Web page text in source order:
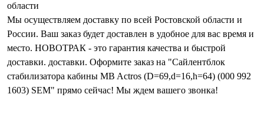
области
Мы осуществляем доставку по всей Ростовской области и
России. Ваш заказ будет доставлен в удобное для вас время и
место. НОВОТРАК - это гарантия качества и быстрой
доставки. доставки. Оформите заказ на "Сайлентблок
стабилизатора кабины MB Actros (D=69,d=16,h=64) (000 992
1603) SEM" прямо сейчас! Мы ждем вашего звонка!